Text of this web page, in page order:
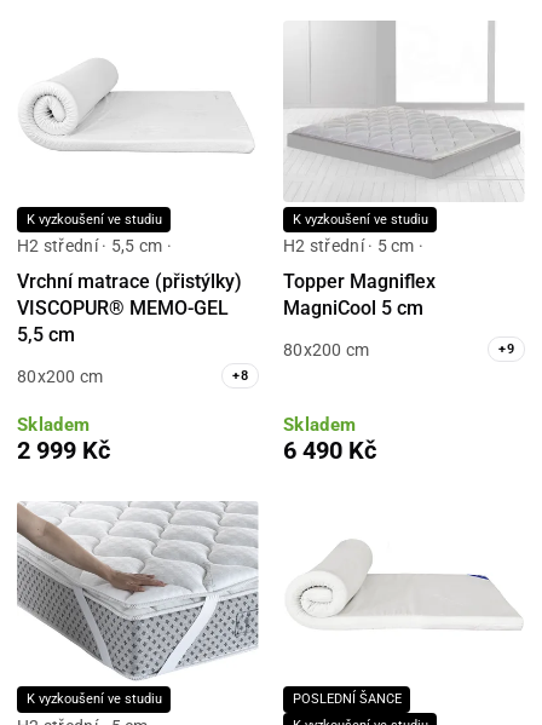
K vyzkoušení ve studiu
H2 střední · 5,5 cm ·
Vrchní matrace (přistýlky)
VISCOPUR® MEMO-GEL
5,5 cm
80x200 cm +8
Skladem
2 999 Kč
K vyzkoušení ve studiu
H2 střední · 5 cm ·
Topper Magniflex
MagniCool 5 cm
80x200 cm +9
Skladem
6 490 Kč
K vyzkoušení ve studiu
POSLEDNÍ ŠANCE